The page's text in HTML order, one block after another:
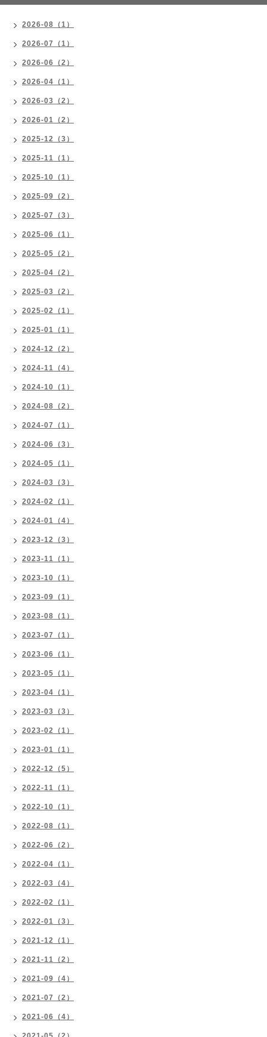
2026-08（1）
2026-07（1）
2026-06（2）
2026-04（1）
2026-03（2）
2026-01（2）
2025-12（3）
2025-11（1）
2025-10（1）
2025-09（2）
2025-07（3）
2025-06（1）
2025-05（2）
2025-04（2）
2025-03（2）
2025-02（1）
2025-01（1）
2024-12（2）
2024-11（4）
2024-10（1）
2024-08（2）
2024-07（1）
2024-06（3）
2024-05（1）
2024-03（3）
2024-02（1）
2024-01（4）
2023-12（3）
2023-11（1）
2023-10（1）
2023-09（1）
2023-08（1）
2023-07（1）
2023-06（1）
2023-05（1）
2023-04（1）
2023-03（3）
2023-02（1）
2023-01（1）
2022-12（5）
2022-11（1）
2022-10（1）
2022-08（1）
2022-06（2）
2022-04（1）
2022-03（4）
2022-02（1）
2022-01（3）
2021-12（1）
2021-11（2）
2021-09（4）
2021-07（2）
2021-06（4）